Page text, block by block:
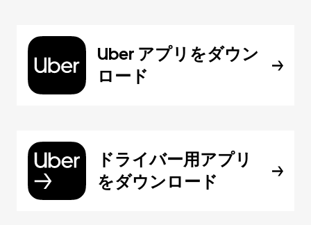
Uber アプリをダウン
ロード
ドライバー用アプリ
をダウンロード